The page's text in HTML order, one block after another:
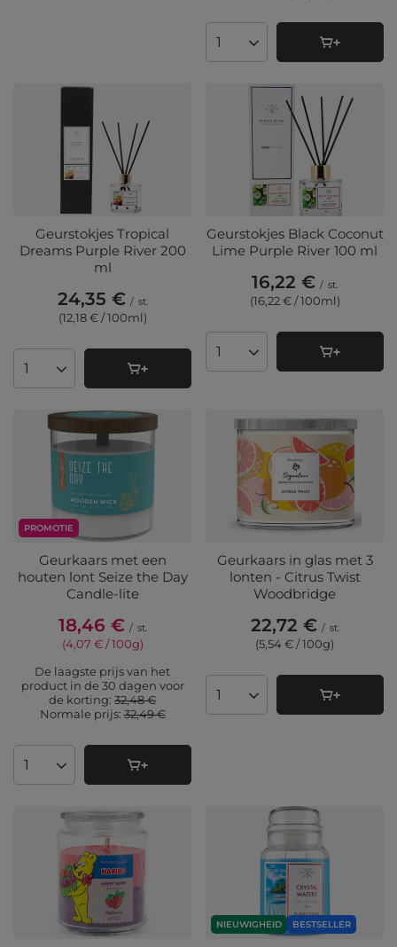
Aantal producten
Geurstokjes Tropical
Dreams Purple River 200
ml
24,35 € / st.
(12,18 € / 100ml)
Aantal producten
Geurstokjes Black Coconut
Lime Purple River 100 ml
16,22 € / st.
(16,22 € / 100ml)
Aantal producten
PROMOTIE
Geurkaars met een
houten lont Seize the Day
Candle-lite
18,46 € / st.
(4,07 € / 100g)
De laagste prijs van het
product in de 30 dagen voor
de korting: 32,48 €
Normale prijs:32,49 €
Aantal producten
Geurkaars in glas met 3
lonten - Citrus Twist
Woodbridge
22,72 € / st.
(5,54 € / 100g)
Aantal producten
NIEUWIGHEID BESTSELLER